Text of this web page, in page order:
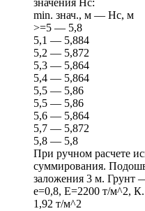
значения Нс:
min. знач., м — Нс, м
>=5 — 5,8
5,1 — 5,884
5,2 — 5,872
5,3 — 5,864
5,4 — 5,864
5,5 — 5,86
5,5 — 5,86
5,6 — 5,864
5,7 — 5,872
5,8 — 5,8
При ручном расчете
суммирования.
заложения 3 м. Грунт
e=0,8, Е=2200 т/м^2,
1,92 т/м^2